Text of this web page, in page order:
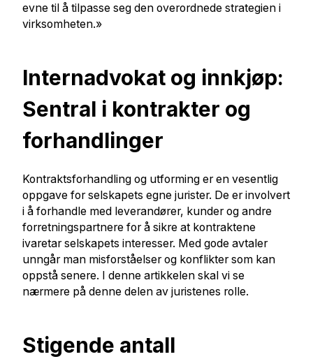
evne til å tilpasse seg den overordnede strategien i
virksomheten.»
Internadvokat og innkjøp:
Sentral i kontrakter og
forhandlinger
Kontraktsforhandling og utforming er en vesentlig
oppgave for selskapets egne jurister. De er involvert
i å forhandle med leverandører, kunder og andre
forretningspartnere for å sikre at kontraktene
ivaretar selskapets interesser. Med gode avtaler
unngår man misforståelser og konflikter som kan
oppstå senere. I denne artikkelen skal vi se
nærmere på denne delen av juristenes rolle.
Stigende antall